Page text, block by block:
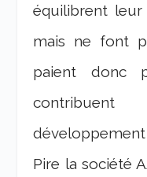
équilibrent
mais ne font
paient donc
Pire la société